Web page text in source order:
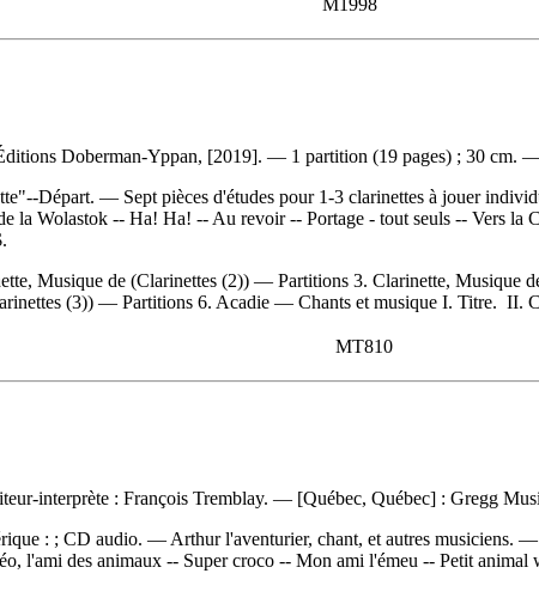
Doberman-Yppan, [2019]. — 1 partition (19 pages) ; 30 cm.
Départ. — Sept pièces d'études pour 1-3 clarinettes à jouer
la Wolastok -- Ha! Ha! -- Au revoir -- Portage - tout seuls -- Vers
.
Musique de (Clarinettes (2)) — Partitions 3. Clarinette, Musique
(3)) — Partitions 6. Acadie — Chants et musique I. Titre. II.
MT810
interprète : François Tremblay. — [Québec, Québec] : Gregg
: ; CD audio. — Arthur l'aventurier, chant, et autres musiciens. —
l'ami des animaux -- Super croco -- Mon ami l'émeu -- Petit